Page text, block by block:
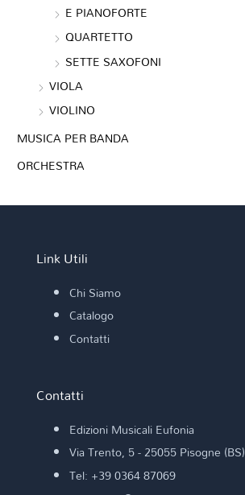
E PIANOFORTE
QUARTETTO
SETTE SAXOFONI
VIOLA
VIOLINO
MUSICA PER BANDA
ORCHESTRA
Link Utili
Chi Siamo
Catalogo
Contatti
Contatti
Edizioni Musicali Eufonia
Via Trento, 5 - 25055 Pisogne (BS)
Tel: +39 0364 87069